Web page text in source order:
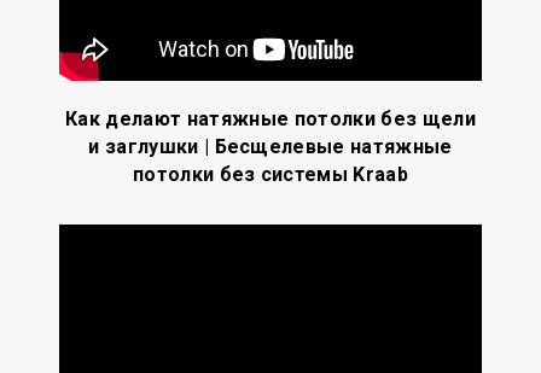
Как делают натяжные потолки без щели
и заглушки | Бесщелевые натяжные
потолки без системы Kraab